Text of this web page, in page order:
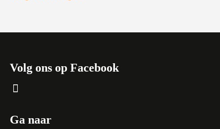
Volg ons op Facebook
Ga naar